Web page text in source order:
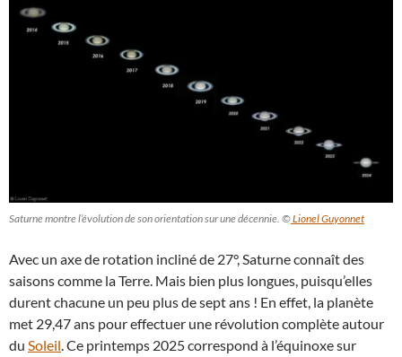
Saturne montre l’évolution de son orientation sur une décennie. ©Lionel Guyonnet
Avec un axe de rotation incliné de 27°, Saturne connaît des
saisons comme la Terre. Mais bien plus longues, puisqu’elles
durent chacune un peu plus de sept ans ! En effet, la planète
met 29,47 ans pour effectuer une révolution complète autour
du Soleil. Ce printemps 2025 correspond à l’équinoxe sur